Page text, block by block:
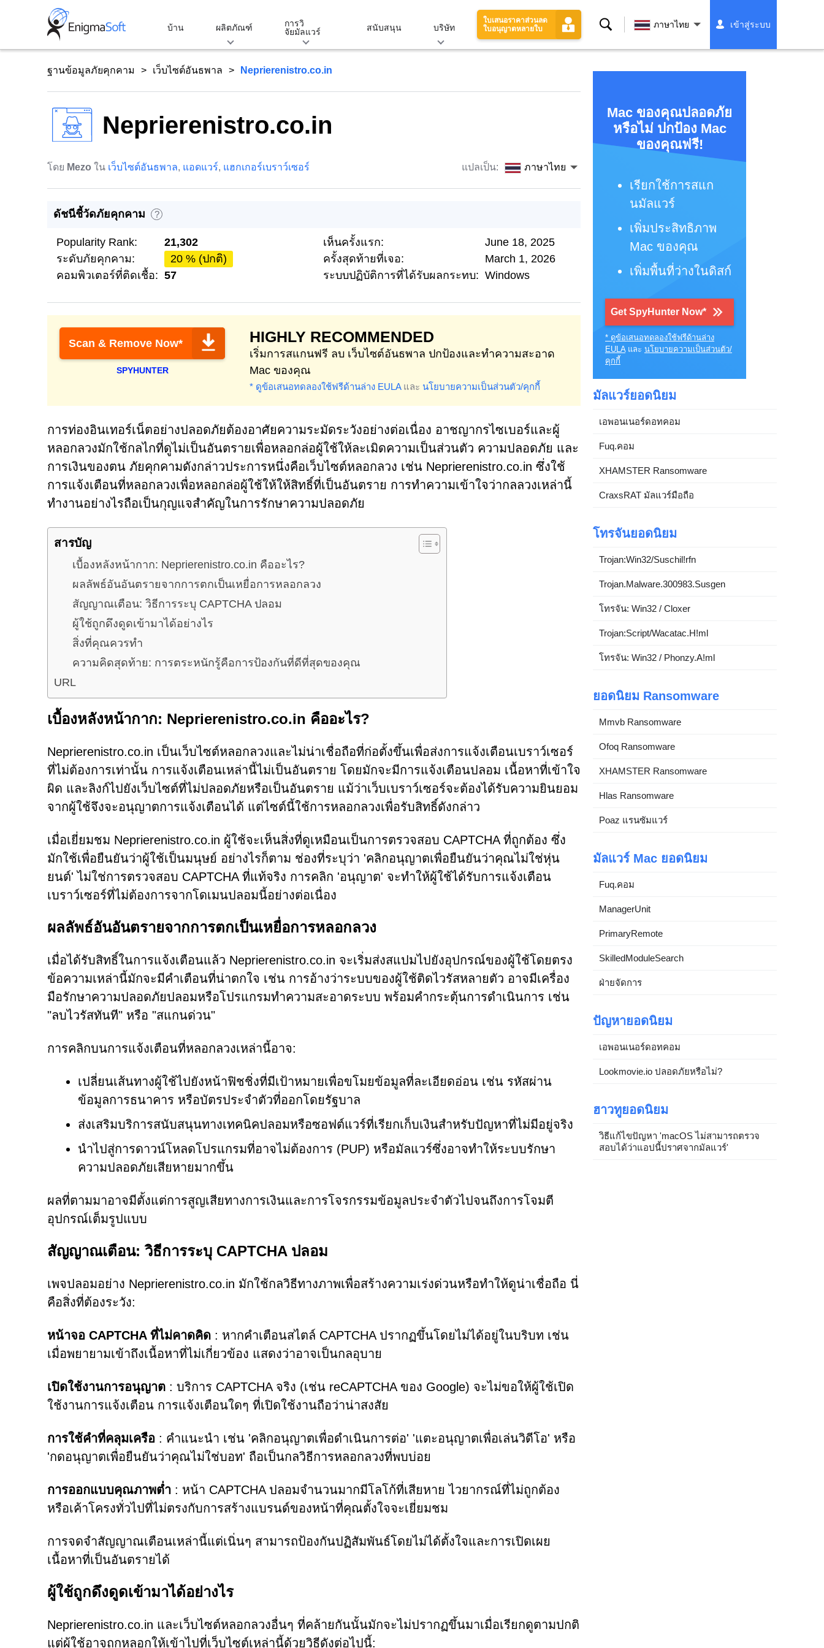
บ้าน ผลิตภัณฑ์
การวิ
จัยมัลแวร์
สนับสนุน บริษัท
ใบเสนอราคาส่วนลด
ใบอนุญาตหลายใบ
ค้นหา ภาษาไทย เข้าสู่ระบบ
ฐานข้อมูลภัยคุกคาม เว็บไซต์อันธพาล Neprierenistro.co.in
Neprierenistro.co.in
โดย Mezo ใน เว็บไซต์อันธพาล, แอดแวร์, แฮกเกอร์เบราว์เซอร์ แปลเป็น: ภาษาไทย
ดัชนีชี้วัดภัยคุกคาม ?
Popularity Rank:
21,302
ระดับภัยคุกคาม:
20 % (ปกติ)
คอมพิวเตอร์ที่ติดเชื้อ: 57
เห็นครั้งแรก:
June 18, 2025
ครั้งสุดท้ายที่เจอ:
March 1, 2026
ระบบปฏิบัติการที่ได้รับผลกระทบ: Windows
Scan & Remove Now*
SPYHUNTER
HIGHLY RECOMMENDED
เริ่มการสแกนฟรี ลบ เว็บไซต์อันธพาล ปกป้องและทำความสะอาด
Mac ของคุณ
* ดูข้อเสนอทดลองใช้ฟรีด้านล่าง EULAและ นโยบายความเป็นส่วนตัว/คุกกี้
การท่องอินเทอร์เน็ตอย่างปลอดภัยต้องอาศัยความระมัดระวังอย่างต่อเนื่อง อาชญากรไซเบอร์และผู้
หลอกลวงมักใช้กลไกที่ดูไม่เป็นอันตรายเพื่อหลอกล่อผู้ใช้ให้ละเมิดความเป็นส่วนตัว ความปลอดภัย และ
การเงินของตน ภัยคุกคามดังกล่าวประการหนึ่งคือเว็บไซต์หลอกลวง เช่น Neprierenistro.co.in ซึ่งใช้
การแจ้งเตือนที่หลอกลวงเพื่อหลอกล่อผู้ใช้ให้ให้สิทธิ์ที่เป็นอันตราย การทำความเข้าใจว่ากลลวงเหล่านี้
ทำงานอย่างไรถือเป็นกุญแจสำคัญในการรักษาความปลอดภัย
สารบัญ
เบื้องหลังหน้ากาก: Neprierenistro.co.in คืออะไร?
ผลลัพธ์อันอันตรายจากการตกเป็นเหยื่อการหลอกลวง
สัญญาณเตือน: วิธีการระบุ CAPTCHA ปลอม
ผู้ใช้ถูกดึงดูดเข้ามาได้อย่างไร
สิ่งที่คุณควรทำ
ความคิดสุดท้าย: การตระหนักรู้คือการป้องกันที่ดีที่สุดของคุณ
URL
เบื้องหลังหน้ากาก: Neprierenistro.co.in คืออะไร?
Neprierenistro.co.in เป็นเว็บไซต์หลอกลวงและไม่น่าเชื่อถือที่ก่อตั้งขึ้นเพื่อส่งการแจ้งเตือนเบราว์เซอร์
ที่ไม่ต้องการเท่านั้น การแจ้งเตือนเหล่านี้ไม่เป็นอันตราย โดยมักจะมีการแจ้งเตือนปลอม เนื้อหาที่เข้าใจ
ผิด และลิงก์ไปยังเว็บไซต์ที่ไม่ปลอดภัยหรือเป็นอันตราย แม้ว่าเว็บเบราว์เซอร์จะต้องได้รับความยินยอม
จากผู้ใช้จึงจะอนุญาตการแจ้งเตือนได้ แต่ไซต์นี้ใช้การหลอกลวงเพื่อรับสิทธิ์ดังกล่าว
เมื่อเยี่ยมชม Neprierenistro.co.in ผู้ใช้จะเห็นสิ่งที่ดูเหมือนเป็นการตรวจสอบ CAPTCHA ที่ถูกต้อง ซึ่ง
มักใช้เพื่อยืนยันว่าผู้ใช้เป็นมนุษย์ อย่างไรก็ตาม ช่องที่ระบุว่า 'คลิกอนุญาตเพื่อยืนยันว่าคุณไม่ใช่หุ่น
ยนต์' ไม่ใช่การตรวจสอบ CAPTCHA ที่แท้จริง การคลิก 'อนุญาต' จะทำให้ผู้ใช้ได้รับการแจ้งเตือน
เบราว์เซอร์ที่ไม่ต้องการจากโดเมนปลอมนี้อย่างต่อเนื่อง
ผลลัพธ์อันอันตรายจากการตกเป็นเหยื่อการหลอกลวง
เมื่อได้รับสิทธิ์ในการแจ้งเตือนแล้ว Neprierenistro.co.in จะเริ่มส่งสแปมไปยังอุปกรณ์ของผู้ใช้โดยตรง
ข้อความเหล่านี้มักจะมีคำเตือนที่น่าตกใจ เช่น การอ้างว่าระบบของผู้ใช้ติดไวรัสหลายตัว อาจมีเครื่อง
มือรักษาความปลอดภัยปลอมหรือโปรแกรมทำความสะอาดระบบ พร้อมคำกระตุ้นการดำเนินการ เช่น
"ลบไวรัสทันที" หรือ "สแกนด่วน"
การคลิกบนการแจ้งเตือนที่หลอกลวงเหล่านี้อาจ:
เปลี่ยนเส้นทางผู้ใช้ไปยังหน้าฟิชชิ่งที่มีเป้าหมายเพื่อขโมยข้อมูลที่ละเอียดอ่อน เช่น รหัสผ่าน
ข้อมูลการธนาคาร หรือบัตรประจำตัวที่ออกโดยรัฐบาล
ส่งเสริมบริการสนับสนุนทางเทคนิคปลอมหรือซอฟต์แวร์ที่เรียกเก็บเงินสำหรับปัญหาที่ไม่มีอยู่จริง
นำไปสู่การดาวน์โหลดโปรแกรมที่อาจไม่ต้องการ (PUP) หรือมัลแวร์ซึ่งอาจทำให้ระบบรักษา
ความปลอดภัยเสียหายมากขึ้น
ผลที่ตามมาอาจมีตั้งแต่การสูญเสียทางการเงินและการโจรกรรมข้อมูลประจำตัวไปจนถึงการโจมตี
อุปกรณ์เต็มรูปแบบ
สัญญาณเตือน: วิธีการระบุ CAPTCHA ปลอม
เพจปลอมอย่าง Neprierenistro.co.in มักใช้กลวิธีทางภาพเพื่อสร้างความเร่งด่วนหรือทำให้ดูน่าเชื่อถือ นี่
คือสิ่งที่ต้องระวัง:
หน้าจอ CAPTCHA ที่ไม่คาดคิด : หากคำเตือนสไตล์ CAPTCHA ปรากฏขึ้นโดยไม่ได้อยู่ในบริบท เช่น
เมื่อพยายามเข้าถึงเนื้อหาที่ไม่เกี่ยวข้อง แสดงว่าอาจเป็นกลอุบาย
เปิดใช้งานการอนุญาต : บริการ CAPTCHA จริง (เช่น reCAPTCHA ของ Google) จะไม่ขอให้ผู้ใช้เปิด
ใช้งานการแจ้งเตือน การแจ้งเตือนใดๆ ที่เปิดใช้งานถือว่าน่าสงสัย
การใช้คำที่คลุมเครือ : คำแนะนำ เช่น 'คลิกอนุญาตเพื่อดำเนินการต่อ' 'แตะอนุญาตเพื่อเล่นวิดีโอ' หรือ
'กดอนุญาตเพื่อยืนยันว่าคุณไม่ใช่บอท' ถือเป็นกลวิธีการหลอกลวงที่พบบ่อย
การออกแบบคุณภาพต่ำ : หน้า CAPTCHA ปลอมจำนวนมากมีโลโก้ที่เสียหาย ไวยากรณ์ที่ไม่ถูกต้อง
หรือเค้าโครงทั่วไปที่ไม่ตรงกับการสร้างแบรนด์ของหน้าที่คุณตั้งใจจะเยี่ยมชม
การจดจำสัญญาณเตือนเหล่านี้แต่เนิ่นๆ สามารถป้องกันปฏิสัมพันธ์โดยไม่ได้ตั้งใจและการเปิดเผย
เนื้อหาที่เป็นอันตรายได้
ผู้ใช้ถูกดึงดูดเข้ามาได้อย่างไร
Neprierenistro.co.in และเว็บไซต์หลอกลวงอื่นๆ ที่คล้ายกันนั้นมักจะไม่ปรากฏขึ้นมาเมื่อเรียกดูตามปกติ
แต่ผู้ใช้อาจถูกหลอกให้เข้าไปที่เว็บไซต์เหล่านี้ด้วยวิธีดังต่อไปนี้:
Mac ของคุณปลอดภัย
หรือไม่ ปกป้อง Mac
ของคุณฟรี!
เรียกใช้การสแก
นมัลแวร์
เพิ่มประสิทธิภาพ
Mac ของคุณ
เพิ่มพื้นที่ว่างในดิสก์
Get SpyHunter Now*
* ดูข้อเสนอทดลองใช้ฟรีด้านล่าง
EULAและ นโยบายความเป็นส่วนตัว/
คุกกี้
มัลแวร์ยอดนิยม
เอพอนเนอร์ดอทคอม
Fuq.คอม
XHAMSTER Ransomware
CraxsRAT มัลแวร์มือถือ
โทรจันยอดนิยม
Trojan:Win32/Suschil!rfn
Trojan.Malware.300983.Susgen
โทรจัน: Win32 / Cloxer
Trojan:Script/Wacatac.H!ml
โทรจัน: Win32 / Phonzy.A!ml
ยอดนิยม Ransomware
Mmvb Ransomware
Ofoq Ransomware
XHAMSTER Ransomware
Hlas Ransomware
Poaz แรนซัมแวร์
มัลแวร์ Mac ยอดนิยม
Fuq.คอม
ManagerUnit
PrimaryRemote
SkilledModuleSearch
ฝ่ายจัดการ
ปัญหายอดนิยม
เอพอนเนอร์ดอทคอม
Lookmovie.io ปลอดภัยหรือไม่?
ฮาวทูยอดนิยม
วิธีแก้ไขปัญหา 'macOS ไม่สามารถตรวจ
สอบได้ว่าแอปนี้ปราศจากมัลแวร์'